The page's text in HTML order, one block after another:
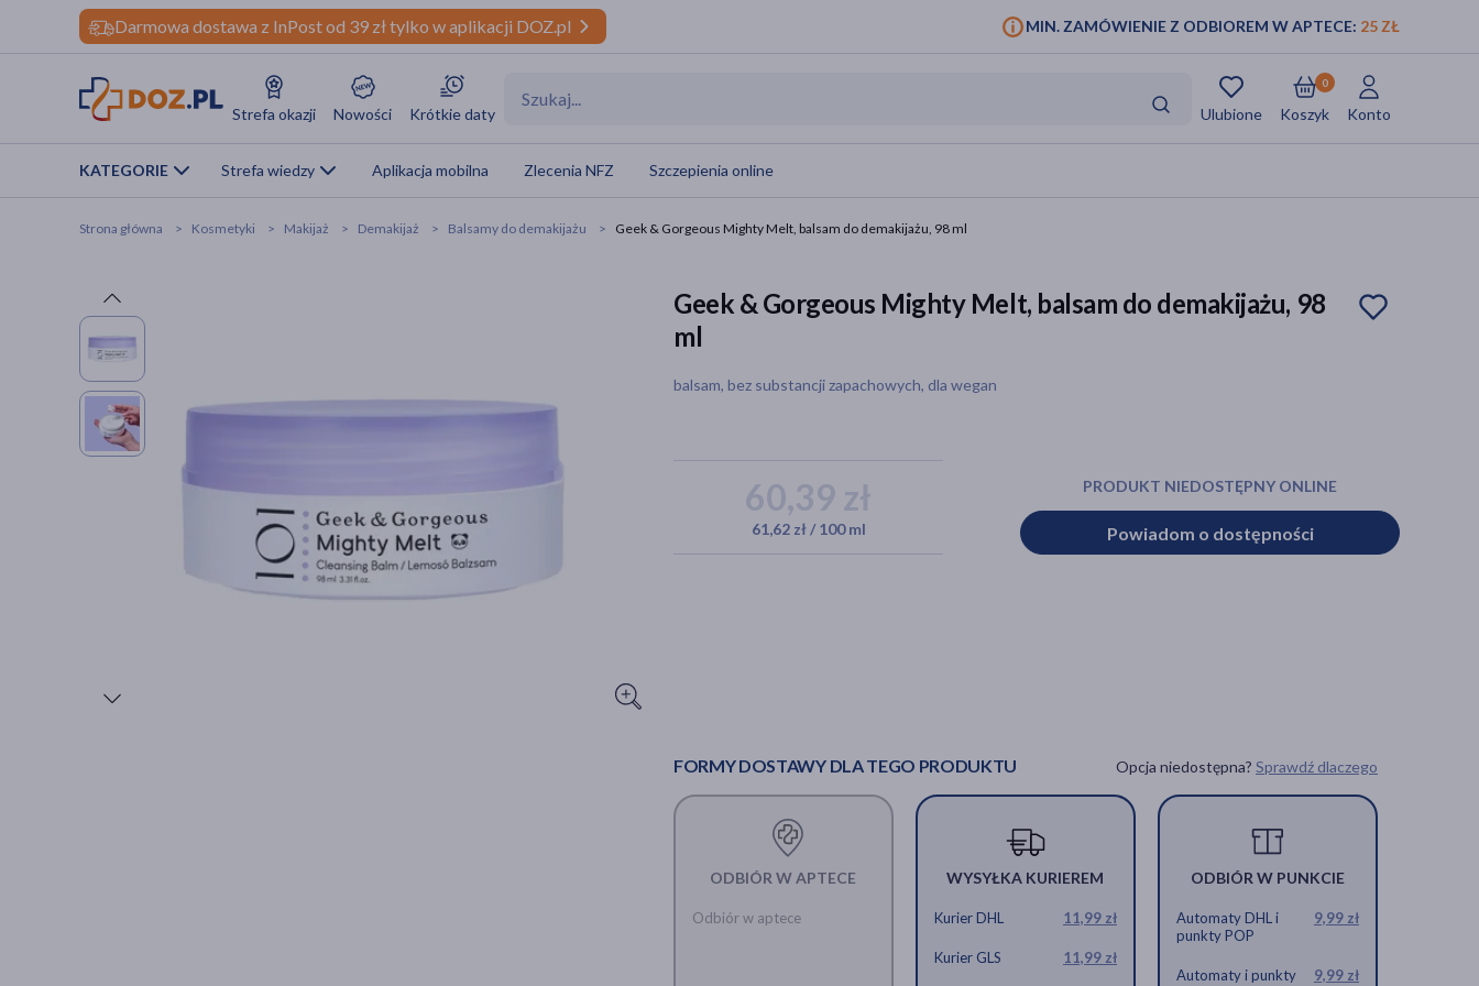
Darmowa dostawa z InPost od 39 zł tylko w aplikacji DOZ.pl MIN. ZAMÓWIENIE Z ODBIOREM W APTECE: 25 ZŁ
Strefa okazji Nowości Krótkie daty Ulubione Koszyk
0
Konto
KATEGORIE Strefa wiedzy Aplikacja mobilna Zlecenia NFZ Szczepienia online
Strona główna Kosmetyki Makijaż Demakijaż Balsamy do demakijażu Geek & Gorgeous Mighty Melt, balsam do demakijażu, 98 ml
Geek & Gorgeous Mighty Melt, balsam do demakijażu, 98
ml
balsam, bez substancji zapachowych, dla wegan
60,39 zł
61,62 zł / 100 ml
PRODUKT NIEDOSTĘPNY ONLINE
Powiadom o dostępności
FORMY DOSTAWY DLA TEGO PRODUKTU Opcja niedostępna? Sprawdź dlaczego
ODBIÓR W APTECE
Odbiór w aptece
WYSYŁKA KURIEREM
Kurier DHL 11,99 zł
Kurier GLS 11,99 zł
ODBIÓR W PUNKCIE
Automaty DHL i
punkty POP
9,99 zł
Automaty i punkty
9,99 zł